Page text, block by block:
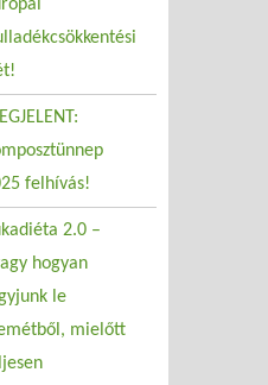
felhívás!
2.0 –
hogyan
le
mielőtt